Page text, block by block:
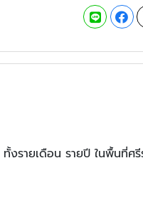
ทั้งรายเดือน รายปี ในพื้นที่ศ